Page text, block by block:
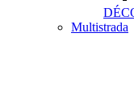
Multistrada